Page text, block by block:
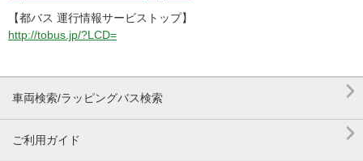
【都バス 運行情報サービストップ】
http://tobus.jp/?LCD=
車両検索/ラッピングバス検索 
ご利用ガイド 